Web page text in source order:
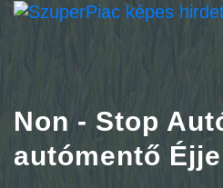
Non - Stop
autómentő